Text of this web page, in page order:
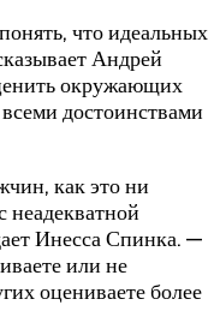
что идеальных
Андрей
окружающих
достоинствами
как это ни
неадекватной
Инесса Спинка. —
или не
оцениваете более